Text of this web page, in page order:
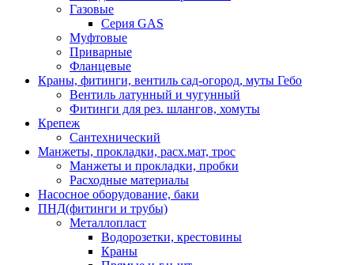
Газовые
Серия GAS
Муфтовые
Приварные
Фланцевые
Краны, фитинги, вентиль сад-огород, муты Гебо
Вентиль латунный и чугунный
Фитинги для рез. шлангов, хомуты
Крепеж
Сантехнический
Манжеты, прокладки, расх.мат, трос
Манжеты и прокладки, пробки
Расходные материалы
Насосное оборудование, баки
ПНД(фитинги и трубы)
Металлопласт
Водорозетки, крестовины
Краны